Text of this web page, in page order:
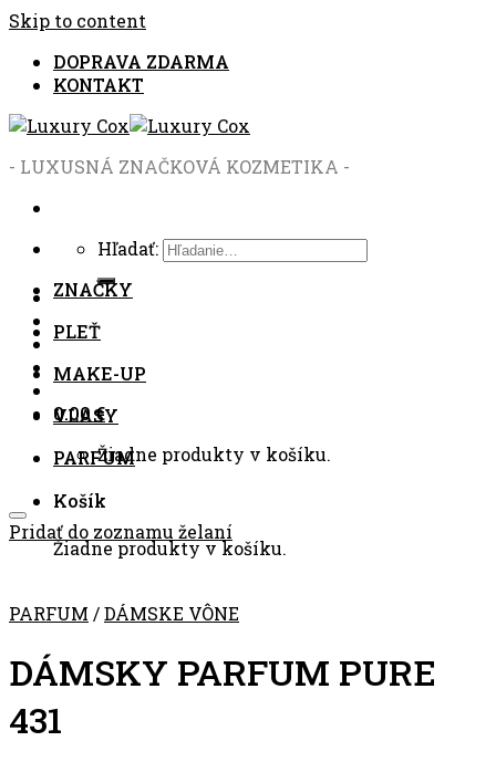
Skip to content
DOPRAVA ZDARMA
KONTAKT
- LUXUSNÁ ZNAČKOVÁ KOZMETIKA -
Hľadať:
0.00€
Žiadne produkty v košíku.
Košík
Žiadne produkty v košíku.
ZNAČKY
PLEŤ
MAKE-UP
VLASY
PARFUM
Pridať do zoznamu želaní
PARFUM /DÁMSKE VÔNE
DÁMSKY PARFUM PURE
431